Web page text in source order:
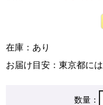
在庫：あり
お届け目安：東京都には
数量：